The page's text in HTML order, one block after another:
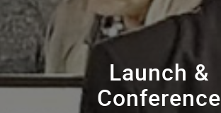
Launch &
Conference